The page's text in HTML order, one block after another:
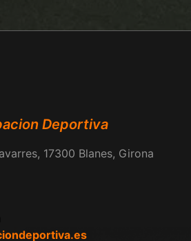
Deportiva
17300 Blanes, Girona